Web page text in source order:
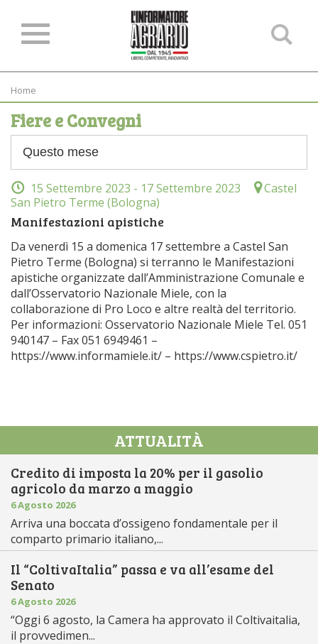
Home
Fiere e Convegni
15 Settembre 2023 - 17 Settembre 2023
Castel
San Pietro Terme (Bologna)
Manifestazioni apistiche
Da venerdì 15 a domenica 17 settembre a Castel San
Pietro Terme (Bologna) si terranno le Manifestazioni
apistiche organizzate dall’Amministrazione Comunale e
dall’Osservatorio Nazionale Miele, con la
collaborazione di Pro Loco e altre realtà del territorio.
Per informazioni: Osservatorio Nazionale Miele Tel. 051
940147 – Fax 051 6949461 –
https://www.informamiele.it/ – https://www.cspietro.it/
ATTUALITÀ
Credito di imposta la 20% per il gasolio
agricolo da marzo a maggio
6 Agosto 2026
Arriva una boccata d’ossigeno fondamentale per il
comparto primario italiano,...
Il “ColtivaItalia” passa e va all’esame del
Senato
6 Agosto 2026
“Oggi 6 agosto, la Camera ha approvato il Coltivaitalia,
il provvedimen...